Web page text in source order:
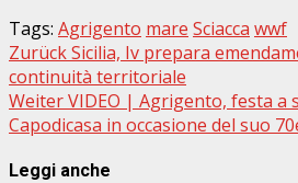
Tags: Agrigento mare Sciacca wwf
Beitragsnavigation
ZurückSicilia, Iv prepara
continuità territoriale
WeiterVIDEO | Agrigento, festa a
Capodicasa in occasione del suo
Leggi anche